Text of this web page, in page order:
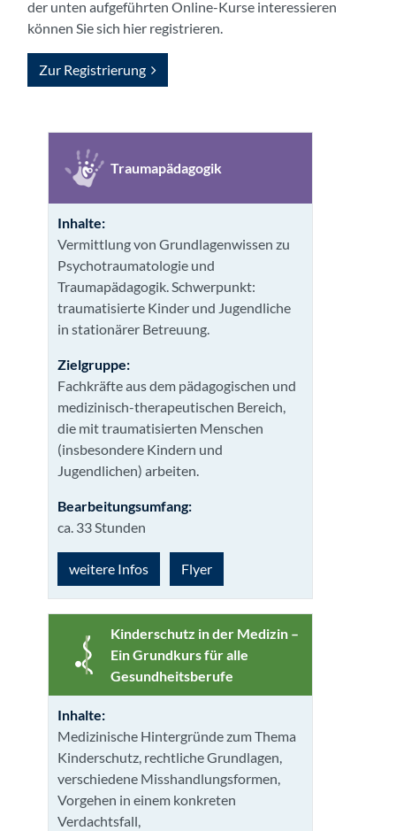
der unten aufgeführten Online-Kurse interessieren
können Sie sich hier registrieren.
Zur Registrierung
Traumapädagogik
Inhalte:
Vermittlung von Grundlagenwissen zu
Psychotraumatologie und
Traumapädagogik. Schwerpunkt:
traumatisierte Kinder und Jugendliche
in stationärer Betreuung.
Zielgruppe:
Fachkräfte aus dem pädagogischen und
medizinisch-therapeutischen Bereich,
die mit traumatisierten Menschen
(insbesondere Kindern und
Jugendlichen) arbeiten.
Bearbeitungsumfang:
ca. 33 Stunden
weitere Infos Flyer
Kinderschutz in der Medizin –
Ein Grundkurs für alle
Gesundheits­berufe
Inhalte:
Medizinische Hintergründe zum Thema
Kinderschutz, rechtliche Grundlagen,
verschiedene Misshandlungsformen,
Vorgehen in einem konkreten
Verdachtsfall,